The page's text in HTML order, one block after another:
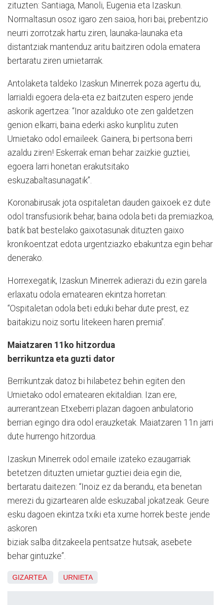
zituzten: Santiaga, Manoli, Eugenia eta Izaskun.
Normaltasun osoz igaro zen saioa, hori bai, prebentzio
neurri zorrotzak hartu ziren, launaka-launaka eta
distantziak mantenduz aritu baitziren odola ematera
bertaratu ziren urnietarrak.
Antolaketa taldeko Izaskun Minerrek poza agertu du,
larrialdi egoera dela-eta ez baitzuten espero jende
askorik agertzea: “Inor azalduko ote zen galdetzen
genion elkarri, baina ederki asko kunplitu zuten
Urnietako odol emaileek. Gainera, bi pertsona berri
azaldu ziren! Eskerrak eman behar zaizkie guztiei,
egoera larri honetan erakutsitako
eskuzabaltasunagatik”.
Koronabirusak jota ospitaletan dauden gaixoek ez dute
odol transfusiorik behar, baina odola beti da premiazkoa,
batik bat bestelako gaixotasunak dituzten gaixo
kronikoentzat edota urgentziazko ebakuntza egin behar
denerako.
Horrexegatik, Izaskun Minerrek adierazi du ezin garela
erlaxatu odola ematearen ekintza horretan:
“Ospitaletan odola beti eduki behar dute prest, ez
baitakizu noiz sortu litekeen haren premia”.
Maiatzaren 11ko hitzordua
berrikuntza eta guzti dator
Berrikuntzak datoz bi hilabetez behin egiten den
Urnietako odol ematearen ekitaldian. Izan ere,
aurrerantzean Etxeberri plazan dagoen anbulatorio
berrian egingo dira odol erauzketak. Maiatzaren 11n jarri
dute hurrengo hitzordua.
Izaskun Minerrek odol emaile izateko ezaugarriak
betetzen dituzten urnietar guztiei deia egin die,
bertaratu daitezen: “Inoiz ez da berandu, eta benetan
merezi du gizartearen alde eskuzabal jokatzeak. Geure
esku dagoen ekintza txiki eta xume horrek beste jende
askoren
biziak salba ditzakeela pentsatze hutsak, asebete
behar gintuzke”.
GIZARTEA URNIETA